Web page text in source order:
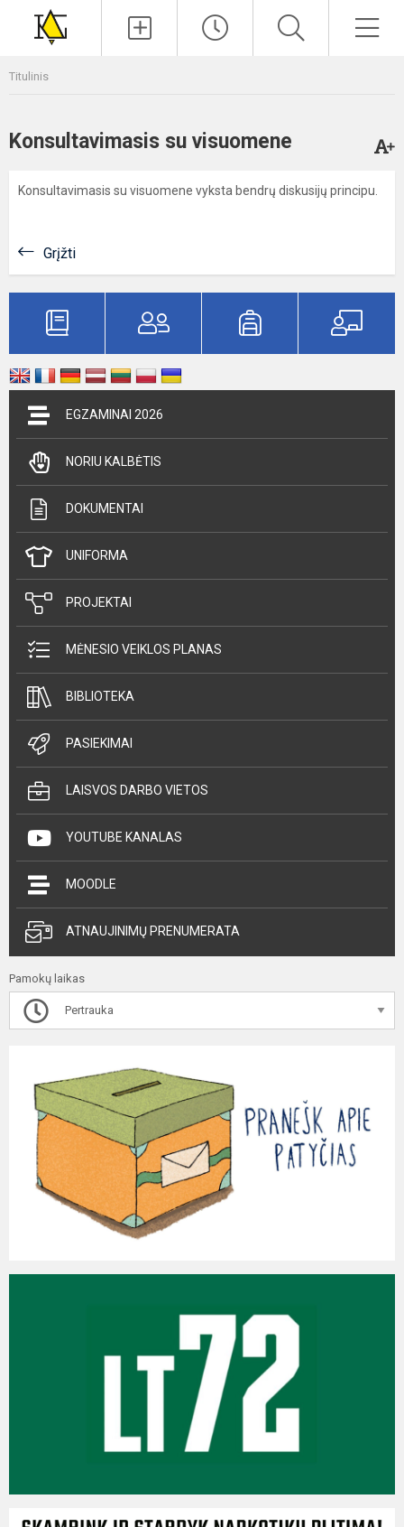
Titulinis
Konsultavimasis su visuomene
Konsultavimasis su visuomene vyksta bendrų diskusijų principu.
Grįžti
EGZAMINAI 2026
NORIU KALBĖTIS
DOKUMENTAI
UNIFORMA
PROJEKTAI
MĖNESIO VEIKLOS PLANAS
BIBLIOTEKA
PASIEKIMAI
LAISVOS DARBO VIETOS
YOUTUBE KANALAS
MOODLE
ATNAUJINIMŲ PRENUMERATA
Pamokų laikas
Pertrauka